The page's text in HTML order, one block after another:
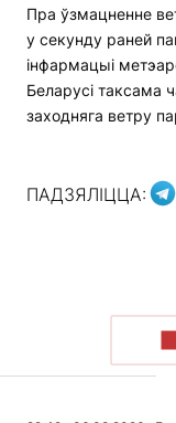
Пра ўзмацненне
у секунду раней
інфармацыі
Беларусі таксама
заходняга ветру
ПАДЗЯЛІЦЦА: